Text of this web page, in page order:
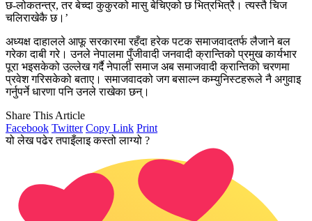
छ-लोकतन्त्र, तर बेच्दा कुकुरको मासु बेचिएको छ भित्रभित्रै। त्यस्तै चिज
चलिराखेकै छ।’
अध्यक्ष दाहालले आफू सरकारमा रहँदा हरेक पटक समाजवादतर्फ लैजाने बल
गरेका दाबी गरे। उनले नेपालमा पुँजीवादी जनवादी क्रान्तिको प्रमुख कार्यभार
पूरा भइसकेको उल्लेख गर्दै नेपाली समाज अब समाजवादी क्रान्तिको चरणमा
प्रवेश गरिसकेको बताए। समाजवादको जग बसाल्न कम्युनिस्टहरूले नै अगुवाइ
गर्नुपर्ने धारणा पनि उनले राखेका छन्।
Share This Article
Facebook Twitter Copy Link Print
यो लेख पढेर तपाइँलाइ कस्तो लाग्यो ?